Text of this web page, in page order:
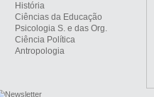
História
Ciências da Educação
Psicologia S. e das Org.
Ciência Política
Antropologia